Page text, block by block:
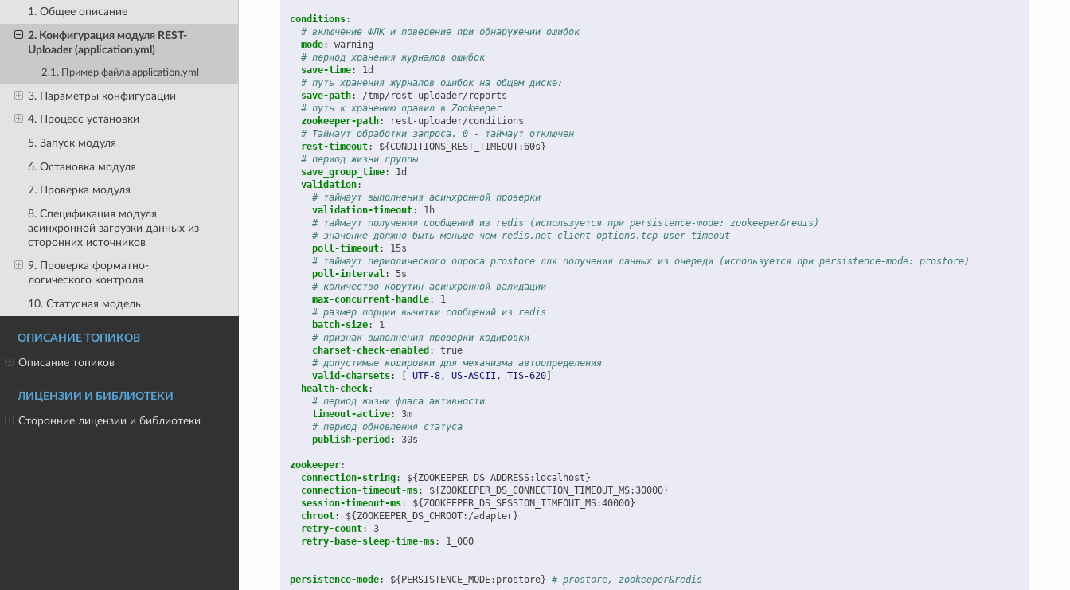
1. Общее описание
2. Конфигурация модуля REST-
Uploader (application.yml)
2.1. Пример файла application.yml
3. Параметры конфигурации
4. Процесс установки
5. Запуск модуля
6. Остановка модуля
7. Проверка модуля
8. Спецификация модуля
асинхронной загрузки данных из
сторонних источников
9. Проверка форматно-
логического контроля
10. Статусная модель
ОПИСАНИЕ ТОПИКОВ
Описание топиков
ЛИЦЕНЗИИ И БИБЛИОТЕКИ
Сторонние лицензии и библиотеки
conditions:
# включение ФЛК и поведение при обнаружении ошибок
mode:
warning
# период хранения журналов ошибок
save-time:
1d
# путь хранения журналов ошибок на общем диске:
save-path:
/tmp/rest-uploader/reports
# путь к хранению правил в Zookeeper
zookeeper-path:
rest-uploader/conditions
# Таймаут обработки запроса. 0 - таймаут отключен
rest-timeout:
${CONDITIONS_REST_TIMEOUT:60s}
# период жизни группы
save_group_time:
1d
validation:
# таймаут выполнения асинхронной проверки
validation-timeout:
1h
# таймаут получения сообщений из redis (используется при persistence-mode: zookeeper&redis)
# значение должно быть меньше чем redis.net-client-options.tcp-user-timeout
poll-timeout:
15s
# таймаут периодического опроса prostore для получения данных из очереди (используется при persistence-mode: prostore)
poll-interval:
5s
# количество корутин асинхронной валидации
max-concurrent-handle:
1
# размер порции вычитки сообщений из redis
batch-size:
1
# признак выполнения проверки кодировки
charset-check-enabled :
true
# допустимые кодировки для механизма автоопределения
valid-charsets: [ UTF-8, US-ASCII , TIS-620]
health-check:
# период жизни флага активности
timeout-active:
3m
# период обновления статуса
publish-period : 30s
zookeeper:
connection-string:
${ZOOKEEPER_DS_ADDRESS:localhost}
connection-timeout-ms:
${ZOOKEEPER_DS_CONNECTION_TIMEOUT_MS:30000}
session-timeout-ms:
${ZOOKEEPER_DS_SESSION_TIMEOUT_MS:40000}
chroot:
${ZOOKEEPER_DS_CHROOT:/adapter}
retry-count:
3
retry-base-sleep-time-ms: 1_000
persistence-mode: ${PERSISTENCE_MODE:prostore} # prostore, zookeeper&redis